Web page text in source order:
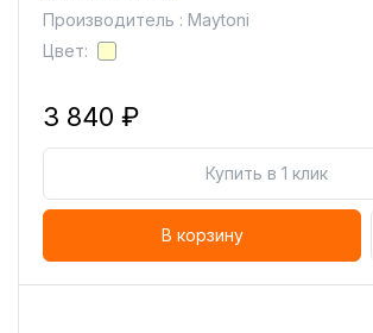
Производитель : Maytoni
Цвет:
3 840 ₽
Купить в 1 клик
В корзину